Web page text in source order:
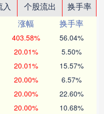
入 个股流出
换手率
涨幅
换手率
403.58% 56.04%
20.01% 5.50%
20.01% 15.57%
20.00% 6.57%
20.00% 22.60%
20.00% 10.68%